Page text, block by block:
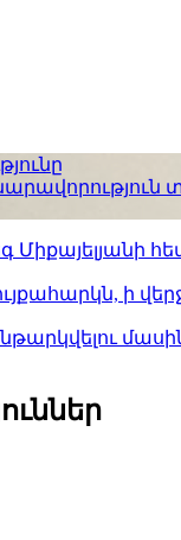
Միքայելյանի
ի